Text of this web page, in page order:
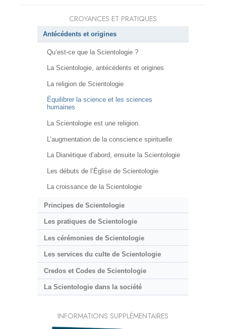
CROYANCES ET PRATIQUES
Antécédents et origines
Qu’est-ce que la Scientologie ?
La Scientologie, antécédents et origines
La religion de Scientologie
Équilibrer la science et les sciences
humaines
La Scientologie est une religion.
L’augmentation de la conscience spirituelle
La Dianétique d’abord, ensuite la Scientologie
Les débuts de l’Église de Scientologie
La croissance de la Scientologie
Principes de Scientologie
Les pratiques de Scientologie
Les cérémonies de Scientologie
Les services du culte de Scientologie
Credos et Codes de Scientologie
La Scientologie dans la société
INFORMATIONS SUPPLÉMENTAIRES